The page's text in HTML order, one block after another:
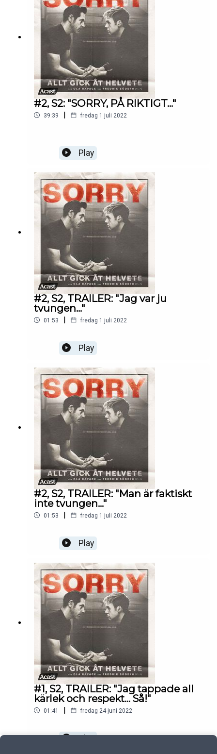
#2, S2: "SORRY, PÅ RIKTIGT..."
39:39 | fredag 1 juli 2022
Play
#2, S2, TRAILER: "Jag var ju
tvungen..."
01:53 | fredag 1 juli 2022
Play
#2, S2, TRAILER: "Man är faktiskt
inte tvungen..."
01:53 | fredag 1 juli 2022
Play
#1, S2, TRAILER: "Jag tappade all
kärlek och respekt... Så!"
01:41 | fredag 24 juni 2022
Play